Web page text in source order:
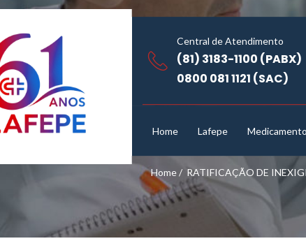
Central de Atendimento
(81) 3183-1100 (PABX)
0800 081 1121 (SAC)
Home Lafepe
Home/ RATIFICAÇÃO DE